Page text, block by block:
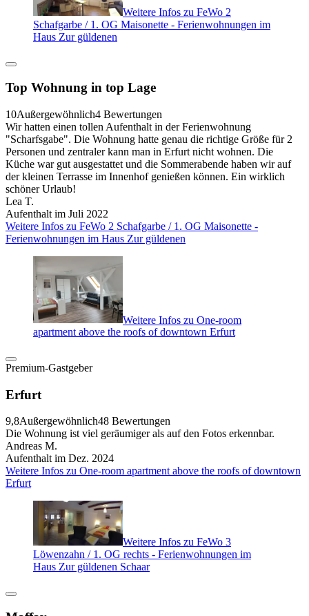
Weitere Infos zu FeWo 2
Schafgarbe / 1. OG Maisonette - Ferienwohnungen im
Haus Zur güldenen
Top Wohnung in top Lage
10Außergewöhnlich4 Bewertungen
Wir hatten einen tollen Aufenthalt in der Ferienwohnung
"Scharfsgabe". Die Wohnung hatte genau die richtige Größe für 2
Personen und zentraler kann man in Erfurt nicht wohnen. Die
Küche war gut ausgestattet und die Sommerabende haben wir auf
der kleinen Terrasse im Innenhof genießen können. Ein wirklich
schöner Urlaub!
Lea T.
Aufenthalt im Juli 2022
Weitere Infos zu FeWo 2 Schafgarbe / 1. OG Maisonette -
Ferienwohnungen im Haus Zur güldenen
Weitere Infos zu One-room
apartment above the roofs of downtown Erfurt
Premium-Gastgeber
Erfurt
9,8Außergewöhnlich48 Bewertungen
Die Wohnung ist viel geräumiger als auf den Fotos erkennbar.
Andreas M.
Aufenthalt im Dez. 2024
Weitere Infos zu One-room apartment above the roofs of downtown
Erfurt
Weitere Infos zu FeWo 3
Löwenzahn / 1. OG rechts - Ferienwohnungen im
Haus Zur güldenen Schaar